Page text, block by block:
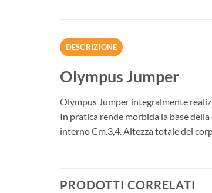
DESCRIZIONE
Olympus Jumper
Olympus Jumper integralmente
In pratica rende morbida la base
interno Cm.3,4. Altezza totale del
PRODOTTI CORRELATI